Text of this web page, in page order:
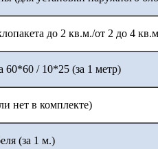
до 2 кв.м./от 2 до 4
60*60 / 10*25 (за 1 метр)
нет в комплекте)
(за 1 м.)